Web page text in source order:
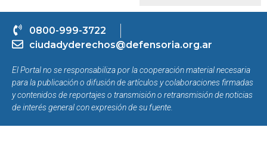
0800-999-3722
ciudadyderechos@defensoria.org.ar
El Portal no se responsabiliza por la cooperación material necesaria
para la publicación o difusión de artículos y colaboraciones firmadas
y contenidos de reportajes o transmisión o retransmisión de noticias
de interés general con expresión de su fuente.